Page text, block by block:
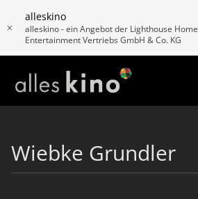
alleskino
alleskino - ein Angebot der Lighthouse Home
Entertainment Vertriebs GmbH & Co. KG
Wiebke Grundler